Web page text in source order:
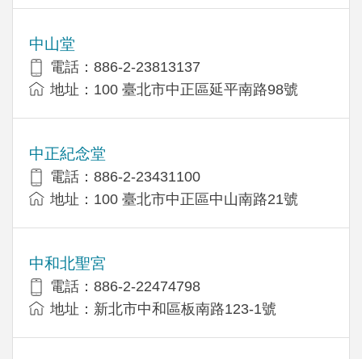
中山堂
電話：886-2-23813137
地址：100 臺北市中正區延平南路98號
中正紀念堂
電話：886-2-23431100
地址：100 臺北市中正區中山南路21號
中和北聖宮
電話：886-2-22474798
地址：新北市中和區板南路123-1號